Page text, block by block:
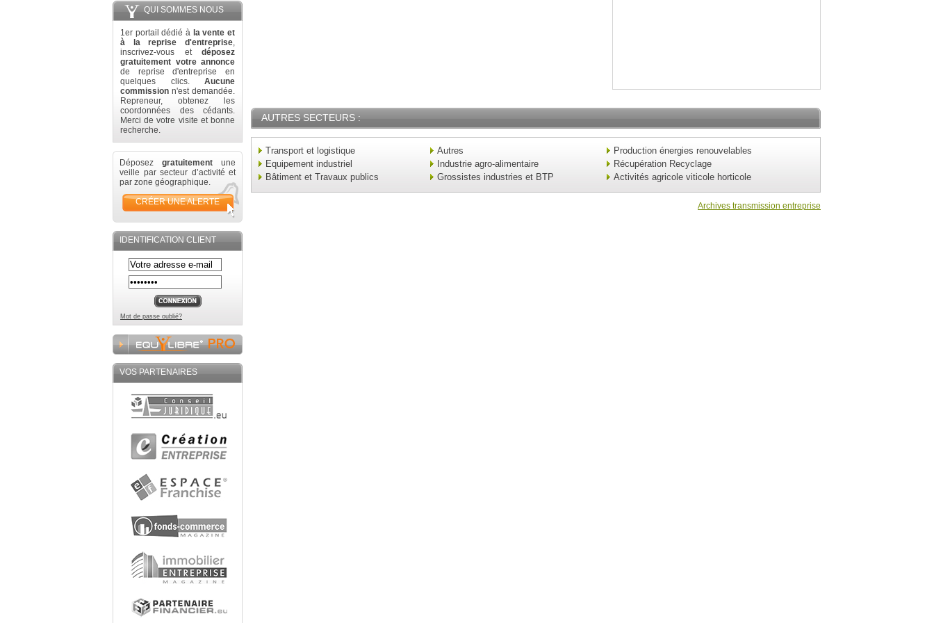
QUI SOMMES NOUS
1er portail dédié à la vente et
à la reprise d'entreprise,
inscrivez-vous et déposez
gratuitement votre annonce
de reprise d'entreprise en
quelques clics. Aucune
commission n'est demandée.
Repreneur, obtenez les
coordonnées des cédants.
Merci de votre visite et bonne
recherche.
Déposez gratuitement une
veille par secteur d’activité et
par zone géographique.
CRÉER UNE ALERTE
IDENTIFICATION CLIENT
Mot de passe oublié?
VOS PARTENAIRES
AUTRES SECTEURS :
Transport et logistique
Equipement industriel
Bâtiment et Travaux publics
Autres
Industrie agro-alimentaire
Grossistes industries et BTP
Production énergies renouvelables
Récupération Recyclage
Activités agricole viticole horticole
Archives transmission entreprise